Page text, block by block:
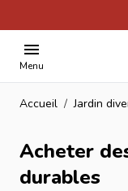
Menu
Accueil / Jardin
Acheter
durables